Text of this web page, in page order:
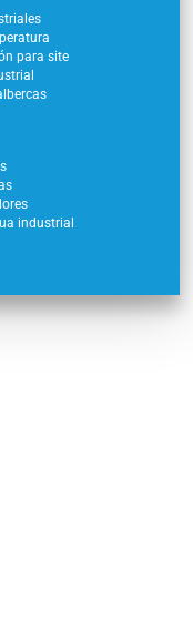
para site
industrial